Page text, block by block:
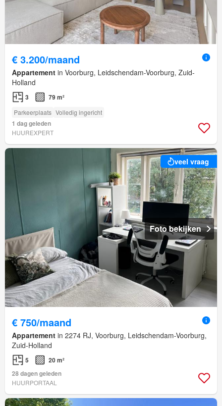
€ 3.200/maand
Appartement in Voorburg, Leidschendam-Voorburg, Zuid-
Holland
3 79 m²
Parkeerplaats Volledig ingericht
1 dag geleden
HUUREXPERT
veel vraag
Foto bekijken
€ 750/maand
Appartement in 2274 RJ, Voorburg, Leidschendam-Voorburg,
Zuid-Holland
5
20 m²
28 dagen geleden
HUURPORTAAL